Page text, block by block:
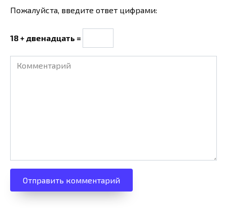
*
Пожалуйста, введите ответ цифрами:
18 + двенадцать =
Комментарий